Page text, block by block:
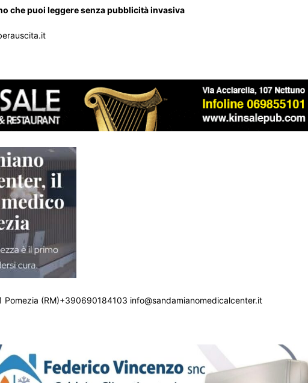
che puoi leggere senza pubblicità invasiva
Pomezia (RM)+390690184103 info@sandamianomedicalcenter.it